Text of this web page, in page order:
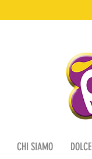
CHI SIAMO DOLCE